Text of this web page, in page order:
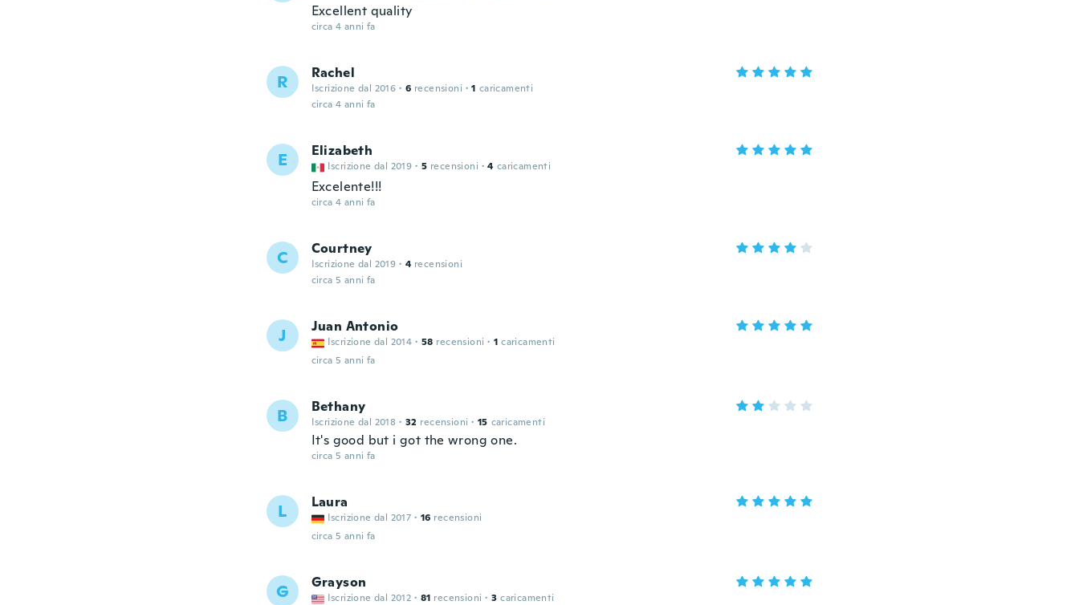
Excellent quality
circa 4 anni fa
R Rachel
Iscrizione dal 2016 · 6 recensioni · 1 caricamenti
circa 4 anni fa
E Elizabeth
Iscrizione dal 2019 · 5 recensioni · 4 caricamenti
Excelente!!!
circa 4 anni fa
C Courtney
Iscrizione dal 2019 · 4 recensioni
circa 5 anni fa
J Juan Antonio
Iscrizione dal 2014 · 58 recensioni · 1 caricamenti
circa 5 anni fa
B Bethany
Iscrizione dal 2018 · 32 recensioni · 15 caricamenti
It's good but i got the wrong one.
circa 5 anni fa
L Laura
Iscrizione dal 2017 · 16 recensioni
circa 5 anni fa
G Grayson
Iscrizione dal 2012 · 81 recensioni · 3 caricamenti